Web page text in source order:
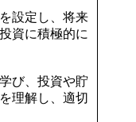
設定し、将来
資に積極的に
び、投資や貯
理解し、適切